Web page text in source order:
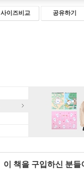
사이즈비교 공유하기
이 책을 구입하신 분